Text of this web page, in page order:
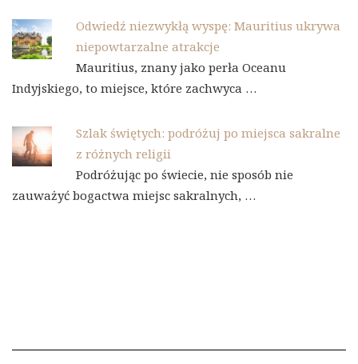
Odwiedź niezwykłą wyspę: Mauritius ukrywa
niepowtarzalne atrakcje
Mauritius, znany jako perła Oceanu
Indyjskiego, to miejsce, które zachwyca …
Szlak świętych: podróżuj po miejsca sakralne
z różnych religii
Podróżując po świecie, nie sposób nie
zauważyć bogactwa miejsc sakralnych, …